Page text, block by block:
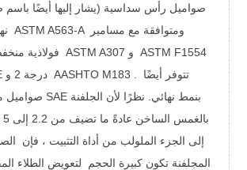
صواميل رأس سداسية (يشار إليها أيضًا
ASTM A563-A
ASTM A307
ASTM F1554
SAE درجة 2 AASHTO M183
صواميل الدرجة 5 و 8 SAE بنمط نهائي. نظرًا لأن الجلفنة
إلى الجزء الملولب من أداة التثبيت ، فإن
المجلفنة تكون كبيرة الحجم
لتعويض الطلاء